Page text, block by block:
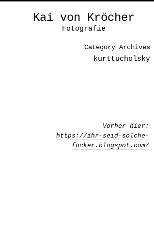
Kai von Kröcher
Fotografie
Category Archives
kurttucholsky
Vorher hier:
https://ihr-seid-solche-
fucker.blogspot.com/